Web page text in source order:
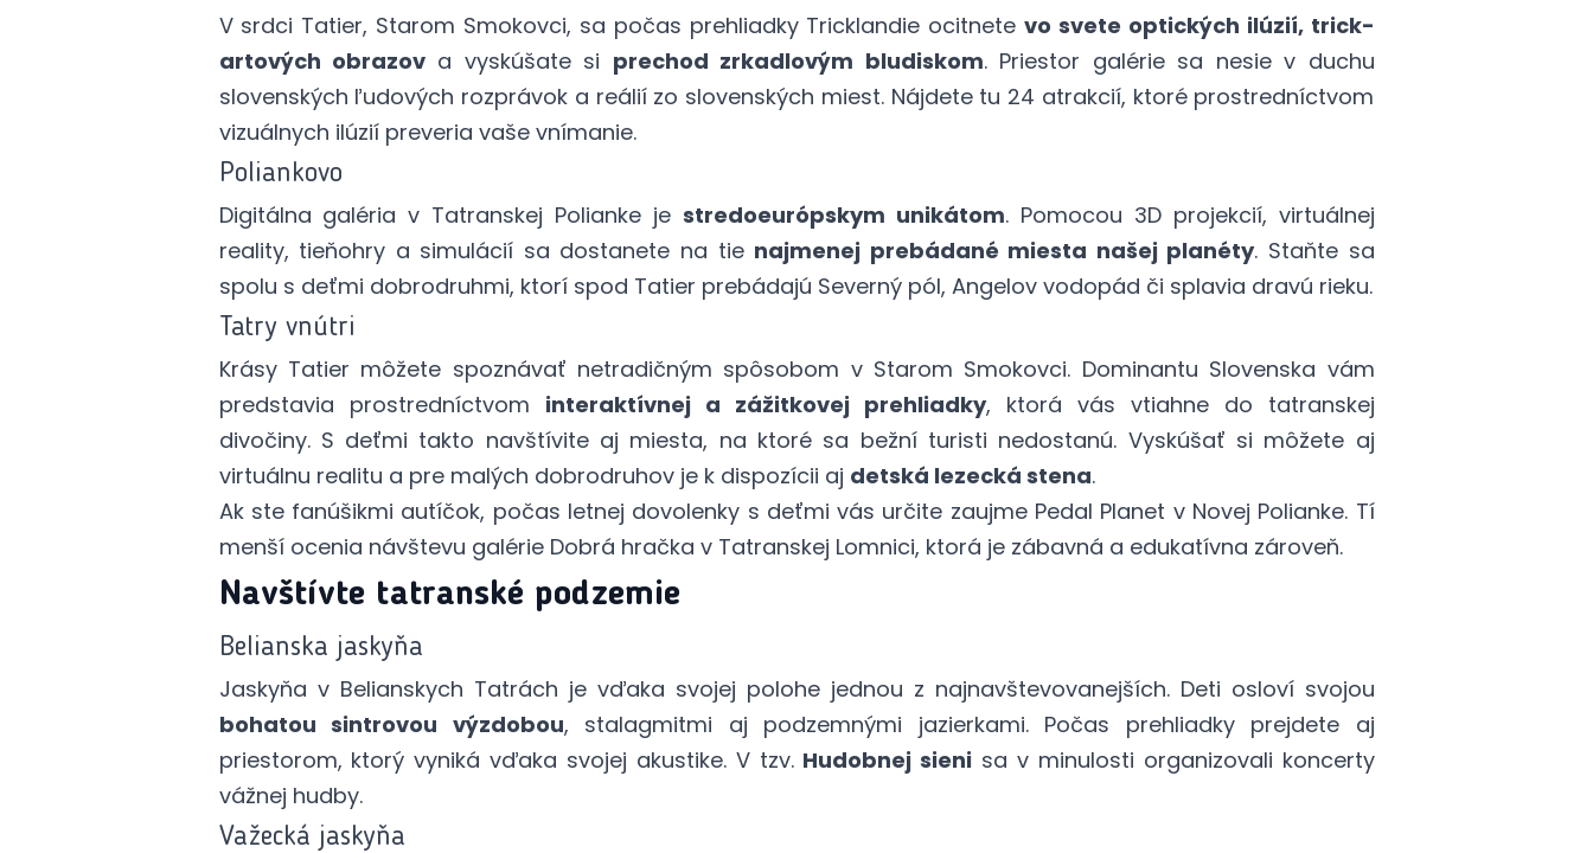
V srdci Tatier, Starom Smokovci, sa počas prehliadky Tricklandie ocitnetevo svete optických ilúzií, trick-
artových obrazova vyskúšate si prechod zrkadlovým bludiskom. Priestor galérie sa nesie v duchu
slovenských ľudových rozprávok a reálií zo slovenských miest. Nájdete tu 24 atrakcií, ktoré prostredníctvom
vizuálnych ilúzií preveria vaše vnímanie.
Poliankovo
Digitálna galéria v Tatranskej Polianke je stredoeurópskym unikátom. Pomocou 3D projekcií, virtuálnej
reality, tieňohry a simulácií sa dostanete na tie najmenej prebádané miesta našej planéty. Staňte sa
spolu s deťmi dobrodruhmi, ktorí spod Tatier prebádajú Severný pól, Angelov vodopád či splavia dravú rieku.
Tatry vnútri
Krásy Tatier môžete spoznávať netradičným spôsobom v Starom Smokovci. Dominantu Slovenska vám
predstavia prostredníctvom interaktívnej a zážitkovej prehliadky, ktorá vás vtiahne do tatranskej
divočiny. S deťmi takto navštívite aj miesta, na ktoré sa bežní turisti nedostanú. Vyskúšať si môžete aj
virtuálnu realitu a pre malých dobrodruhov je k dispozícii aj detská lezecká stena.
Ak ste fanúšikmi autíčok, počas letnej dovolenky s deťmi vás určite zaujme Pedal Planet v Novej Polianke. Tí
menší ocenia návštevu galérie Dobrá hračka v Tatranskej Lomnici, ktorá je zábavná a edukatívna zároveň.
Navštívte tatranské podzemie
Belianska jaskyňa
Jaskyňa v Belianskych Tatrách je vďaka svojej polohe jednou z najnavštevovanejších. Deti osloví svojou
bohatou sintrovou výzdobou, stalagmitmi aj podzemnými jazierkami. Počas prehliadky prejdete aj
priestorom, ktorý vyniká vďaka svojej akustike. V tzv. Hudobnej sieni sa v minulosti organizovali koncerty
vážnej hudby.
Važecká jaskyňa